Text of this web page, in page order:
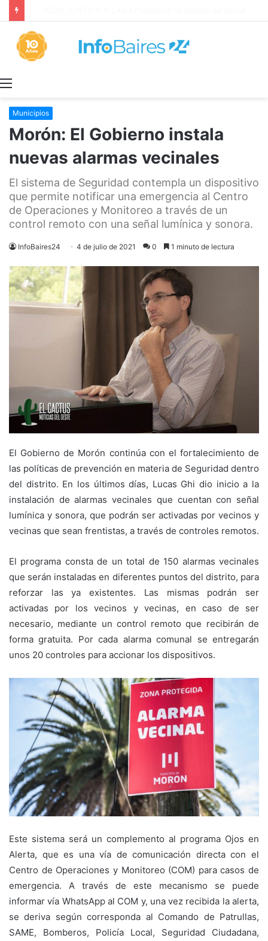
Municipios
Morón: El Gobierno instala
nuevas alarmas vecinales
El sistema de Seguridad contempla un dispositivo
que permite notificar una emergencia al Centro
de Operaciones y Monitoreo a través de un
control remoto con una señal lumínica y sonora.
InfoBaires24 4 de julio de 2021 0 1 minuto de lectura
El Gobierno de Morón continúa con el fortalecimiento de
las políticas de prevención en materia de Seguridad dentro
del distrito. En los últimos días, Lucas Ghi dio inicio a la
instalación de alarmas vecinales que cuentan con señal
lumínica y sonora, que podrán ser activadas por vecinos y
vecinas que sean frentistas, a través de controles remotos.
El programa consta de un total de 150 alarmas vecinales
que serán instaladas en diferentes puntos del distrito, para
reforzar las ya existentes. Las mismas podrán ser
activadas por los vecinos y vecinas, en caso de ser
necesario, mediante un control remoto que recibirán de
forma gratuita. Por cada alarma comunal se entregarán
unos 20 controles para accionar los dispositivos.
Este sistema será un complemento al programa Ojos en
Alerta, que es una vía de comunicación directa con el
Centro de Operaciones y Monitoreo (COM) para casos de
emergencia. A través de este mecanismo se puede
informar vía WhatsApp al COM y, una vez recibida la alerta,
se deriva según corresponda al Comando de Patrullas,
SAME, Bomberos, Policía Local, Seguridad Ciudadana,